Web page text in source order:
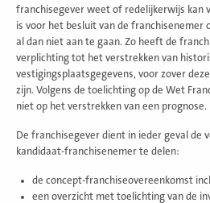
franchisegever weet of redelijkerwijs kan
is voor het besluit van de franchisenemer
al dan niet aan te gaan. Zo heeft de
verplichting tot het verstrekken van
vestigingsplaatsgegevens, voor zover
zijn. Volgens de toelichting op de Wet
niet op het verstrekken van een prognose.
De franchisegever dient in ieder geval de
kandidaat-franchisenemer te delen:
de concept-franchiseovereenkomst
een overzicht met toelichting van de